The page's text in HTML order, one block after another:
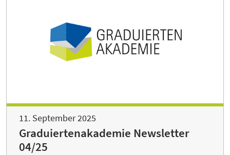
11. September 2025
Graduiertenakademie Newsletter
04/25